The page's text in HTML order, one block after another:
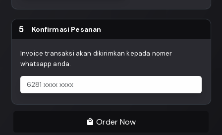
5 Konfirmasi Pesanan
Invoice transaksi akan dikirimkan kepada nomer
whatsapp anda.
Order Now